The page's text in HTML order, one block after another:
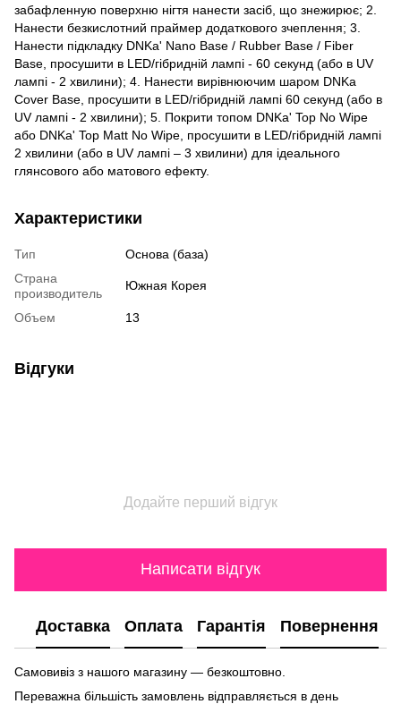
забафленную поверхню нігтя нанести засіб, що знежирює; 2.
Нанести безкислотний праймер додаткового зчеплення; 3.
Нанести підкладку DNKa' Nano Base / Rubber Base / Fiber
Base, просушити в LED/гібридній лампі - 60 секунд (або в UV
лампі - 2 хвилини); 4. Нанести вирівнюючим шаром DNKa
Cover Base, просушити в LED/гібридній лампі 60 секунд (або в
UV лампі - 2 хвилини); 5. Покрити топом DNKa' Top No Wipe
або DNKa' Top Matt No Wipe, просушити в LED/гібридній лампі
2 хвилини (або в UV лампі – 3 хвилини) для ідеального
глянсового або матового ефекту.
Характеристики
Тип
Основа (база)
Страна
производитель
Южная Корея
Объем 13
Відгуки
Додайте перший відгук
Написати відгук
Доставка Оплата Гарантія Повернення
Самовивіз з нашого магазину — безкоштовно.
Переважна більшість замовлень відправляється в день